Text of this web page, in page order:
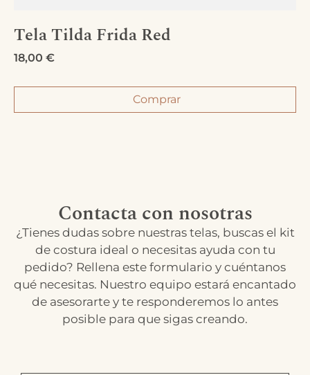
Tela Tilda Frida Red
18,00 €
Comprar
Contacta con nosotras
¿Tienes dudas sobre nuestras telas, buscas el kit
de costura ideal o necesitas ayuda con tu
pedido? Rellena este formulario y cuéntanos
qué necesitas. Nuestro equipo estará encantado
de asesorarte y te responderemos lo antes
posible para que sigas creando.